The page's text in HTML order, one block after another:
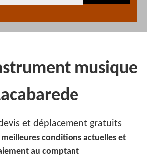
musique
et déplacement gratuits
meilleures conditions actuelles et
au comptant